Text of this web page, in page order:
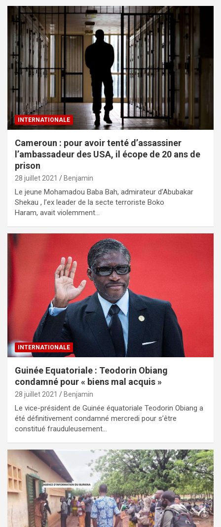
INTERNATIONALE
Cameroun : pour avoir tenté d’assassiner
l’ambassadeur des USA, il écope de 20 ans de
prison
28 juillet 2021 Benjamin
Le jeune Mohamadou Baba Bah, admirateur d’Abubakar
Shekau , l’ex leader de la secte terroriste Boko
Haram, avait violemment…
INTERNATIONALE
Guinée Equatoriale : Teodorin Obiang
condamné pour « biens mal acquis »
28 juillet 2021 Benjamin
Le vice-président de Guinée équatoriale Teodorin Obiang a
été définitivement condamné mercredi pour s’être
constitué frauduleusement…